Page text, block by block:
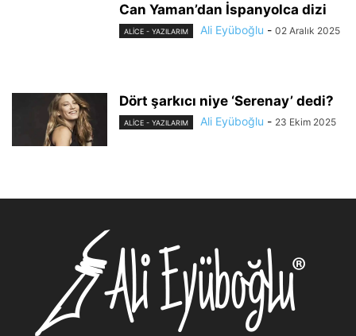
Can Yaman’dan İspanyolca dizi
ALİCE - YAZILARIM Ali Eyüboğlu - 02 Aralık 2025
Dört şarkıcı niye ‘Serenay’ dedi?
ALİCE - YAZILARIM Ali Eyüboğlu - 23 Ekim 2025